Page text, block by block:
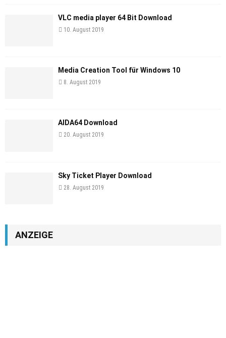
VLC media player 64 Bit Download
10. August 2019
Media Creation Tool für Windows 10
8. August 2019
AIDA64 Download
20. August 2019
Sky Ticket Player Download
28. August 2019
ANZEIGE